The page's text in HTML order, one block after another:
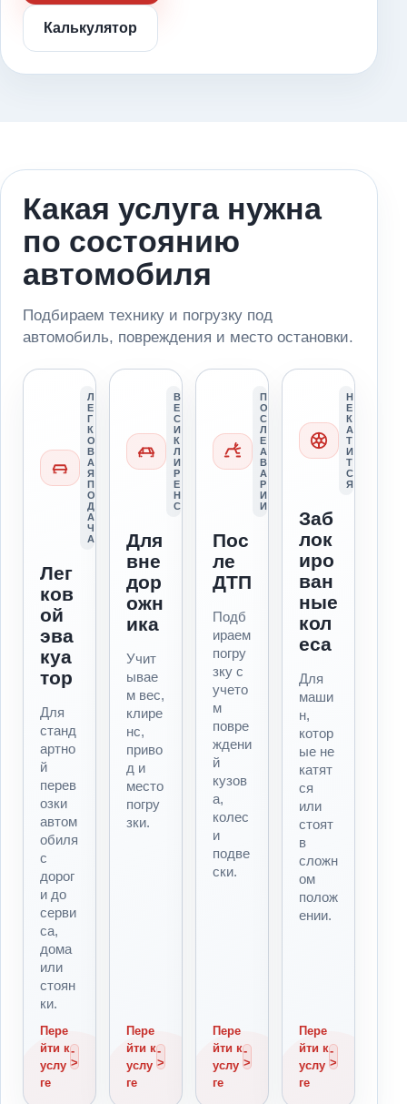
Калькулятор
Какая услуга нужна
по состоянию
автомобиля
Подбираем технику и погрузку под
автомобиль, повреждения и место остановки.
Л
Е
Г
К
О
В
А
Я
П
О
Д
А
Ч
А
Лег
ков
ой
эва
куа
тор
Для
станд
артно
й
перев
озки
автом
обиля
с
дорог
и до
серви
са,
дома
или
стоян
ки.
Пере
йти к
услу
ге
В
Е
С
И
К
Л
И
Р
Е
Н
С
Для
вне
дор
ожн
ика
Учит
ывае
м вес,
клире
нс,
приво
д и
место
погру
зки.
Пере
йти к
услу
ге
П
О
С
Л
Е
А
В
А
Р
И
И
Пос
ле
ДТП
Подб
ираем
погру
зку с
учето
м
повре
ждени
й
кузов
а,
колес
и
подве
ски.
Пере
йти к
услу
ге
Н
Е
К
А
Т
И
Т
С
Я
Заб
лок
иро
ван
ные
кол
еса
Для
маши
н,
котор
ые не
катят
ся
или
стоят
в
сложн
ом
полож
ении.
Пере
йти к
услу
ге